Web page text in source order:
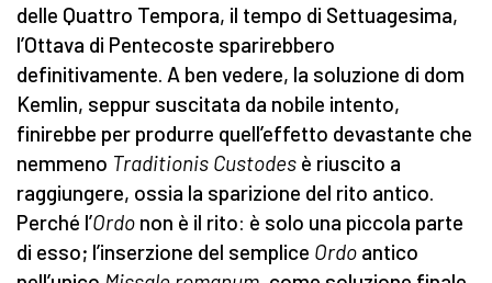
delle Quattro Tempora, il tempo di Settuagesima,
l’Ottava di Pentecoste sparirebbero
definitivamente. A ben vedere, la soluzione di dom
Kemlin, seppur suscitata da nobile intento,
finirebbe per produrre quell’effetto devastante che
nemmeno Traditionis Custodes è riuscito a
raggiungere, ossia la sparizione del rito antico.
Perché l’Ordo non è il rito: è solo una piccola parte
di esso; l’inserzione del semplice Ordo antico